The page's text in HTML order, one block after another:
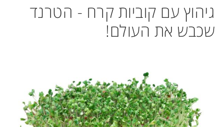
גיהוץ עם קוביות קרח - הטרנד
שכבש את העולם!